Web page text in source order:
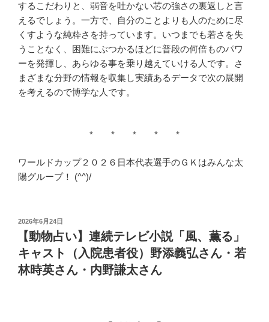
するこだわりと、弱音を吐かない芯の強さの裏返しと言
えるでしょう。一方で、自分のことよりも人のために尽
くすような純粋さを持っています。いつまでも若さを失
うことなく、困難にぶつかるほどに普段の何倍ものパワ
ーを発揮し、あらゆる事を乗り越えていける人です。さ
まざまな分野の情報を収集し実績あるデータで次の展開
を考えるので博学な人です。
* * * * *
ワールドカップ２０２６日本代表選手のＧＫはみんな太
陽グループ！ (^^)/
投
日:
2026年6月24日
【動物占い】連続テレビ小説「風、薫る」
キャスト（入院患者役）野添義弘さん・若
林時英さん・内野謙太さん